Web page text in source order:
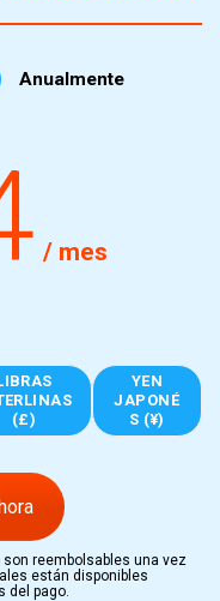
Anualmente
/ mes
(£)
YEN
JAPONÉ
S (¥)
reembolsables una vez
están disponibles
del pago.